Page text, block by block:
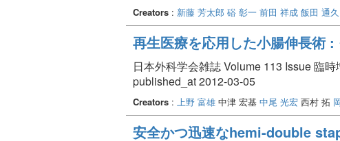
Creators : 新藤 芳太郎 硲 彰一 前田 祥成 飯田 通久
再生医療を応用した小腸伸長術
日本外科学会雑誌 Volume 113 Issue 臨
published_at 2012-03-05
Creators : 上野 富雄 中津 宏基 中尾 光宏 西村 拓
安全かつ迅速なhemi-double